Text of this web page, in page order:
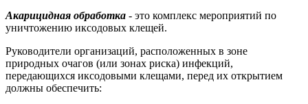
Акарицидная обработка - это комплекс мероприятий по
уничтожению иксодовых клещей.
Руководители организаций, расположенных в зоне
природных очагов (или зонах риска) инфекций,
передающихся иксодовыми клещами, перед их открытием
должны обеспечить: